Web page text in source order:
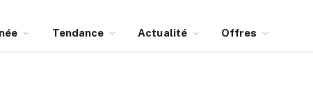
Tendance Actualité Offres